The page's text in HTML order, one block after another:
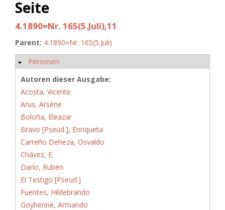
Seite
4.1890=Nr. 165(5.Juli),11
Parent: 4.1890=Nr. 165(5.Juli)
Hide
Personen
Autoren dieser Ausgabe:
Acosta, Vicente
Arus, Arsène
Boloña, Eleazar
Bravo [Pseud.], Enriqueta
Carreño Deheza, Osvaldo
Chávez, E.
Darío, Rubén
El Testigo [Pseud.]
Fuentes, Hildebrando
Goyhenne, Armando